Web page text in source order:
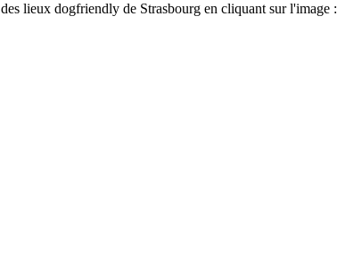
des lieux dogfriendly de Strasbourg en cliquant sur l'image :